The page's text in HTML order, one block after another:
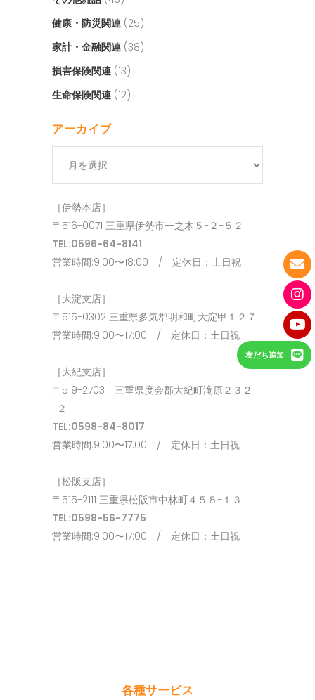
健康・防災関連 (25)
家計・金融関連 (38)
損害保険関連 (13)
生命保険関連 (12)
アーカイブ
イ
ブ
［伊勢本店］
〒516-0071 三重県伊勢市一之木５−２−５２
TEL:0596-64-8141
営業時間:9:00〜18:00 / 定休日：土日祝
［大淀支店］
〒515−0302 三重県多気郡明和町大淀甲１２７
営業時間:9:00〜17:00 / 定休日：土日祝
［大紀支店］
〒519-2703 三重県度会郡大紀町滝原２３２
−２
TEL:0598-84-8017
営業時間:9:00〜17:00 / 定休日：土日祝
［松阪支店］
〒515-2111 三重県松阪市中林町４５８−１３
TEL:0598-56-7775
営業時間:9:00〜17:00 / 定休日：土日祝
各種サービス
友だち追加